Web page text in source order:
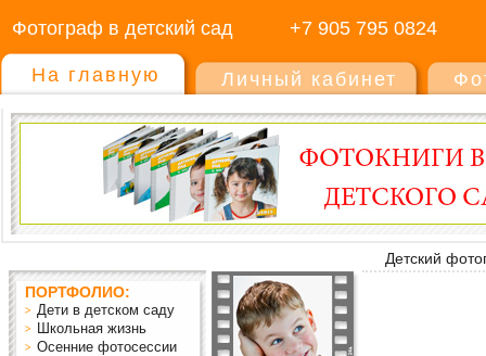
Фотограф в детский сад +7 905 795 0824
На главную Личный кабинет
Детский
ПОРТФОЛИО:
Дети в детском саду
Школьная жизнь
Осенние фотосессии